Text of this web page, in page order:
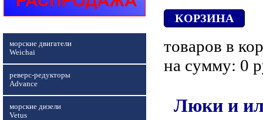
морские двигатели
Weichai
реверс-редукторы
Advance
морские дизели
Vetus
КОРЗИНА
товаров в
на сумму: 0
Люки и